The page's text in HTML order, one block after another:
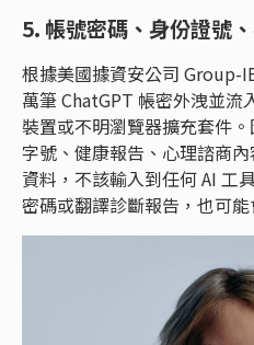
5. 帳號密碼、身份證號
根據美國據資安公司 Group-
萬筆 ChatGPT 帳密外洩並流
裝置或不明瀏覽器擴充套件
字號、健康報告、心理諮商
資料，不該輸入到任何 AI 工
密碼或翻譯診斷報告，也可